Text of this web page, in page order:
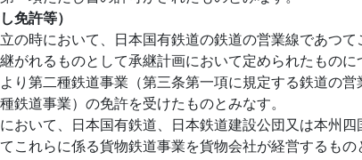
免許等）
の時において、日本国有鉄道の鉄道の営業線であつて
がれるものとして承継計画において定められたものに
り第二種鉄道事業（第三条第一項に規定する鉄道の営
鉄道事業）の免許を受けたものとみなす。
おいて、日本国有鉄道、日本鉄道建設公団又は本州四
これらに係る貨物鉄道事業を貨物会社が経営するも